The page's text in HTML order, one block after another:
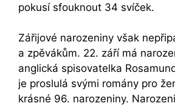
pokusí sfouknout 34 svíček.
Zářijové narozeniny však
a zpěvákům. 22. září má
anglická spisovatelka
je proslulá svými romány pro
krásné 96. narozeniny.